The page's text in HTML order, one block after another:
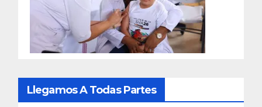
Llegamos A Todas Partes